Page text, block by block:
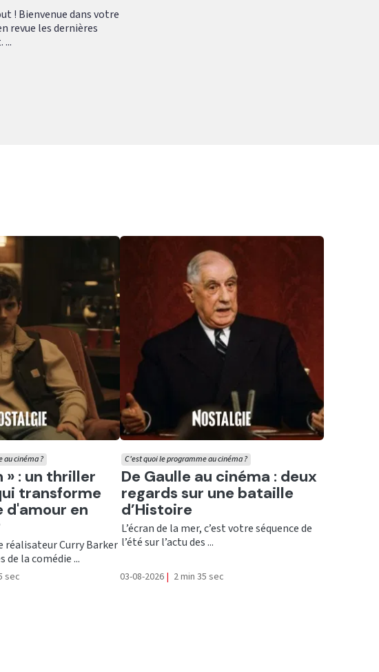
! Bienvenue dans votre
revue les dernières
» : un thriller
transforme
d'amour en
au cinéma ?
réalisateur Curry Barker
de la comédie ...
sec
Ecouter
De Gaulle au cinéma : deux
regards sur une bataille
d’Histoire
C'est quoi le programme au cinéma ?
L’écran de la mer, c’est votre séquence de
l’été sur l’actu des ...
03-08-2026 | 2 min 35 sec